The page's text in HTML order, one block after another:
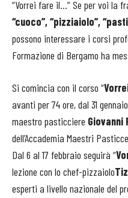
“Vorrei fare il…” Se per voi la
“cuoco”, “pizziaiolo”,
possono interessare i corsi
Formazione di Bergamo ha
Si comincia con il corso “
avanti per 74 ore, dal 31
maestro pasticciere Giovanni
dell’Accademia Maestri
Dal 6 al 17 febbraio seguirà “
lezione con lo chef-pizzaiolo
esperti a livello nazionale del